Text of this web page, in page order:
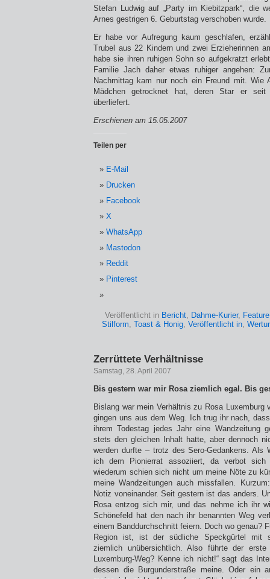
Stefan Ludwig auf „Party im Kiebitzpark“, die
Arnes gestrigen 6. Geburtstag verschoben wurde.
Er habe vor Aufregung kaum geschlafen,
Trubel aus 22 Kindern und zwei Erzieherinnen
habe sie ihren ruhigen Sohn so aufgekratzt
Familie Jach daher etwas ruhiger angehen:
Nachmittag kam nur noch ein Freund mit. Wie
Mädchen getrocknet hat, deren Star er
überliefert.
Erschienen am 15.05.2007
Teilen per
E-Mail
Drucken
Facebook
X
WhatsApp
Mastodon
Reddit
Pinterest
Veröffentlicht in Bericht, Dahme-Kurier, Feature
Stilform, Toast & Honig, Veröffentlicht in,
Zerrüttete Verhältnisse
Samstag, 28. April 2007
Bis gestern war mir Rosa ziemlich egal. Bis
Bislang war mein Verhältnis zu Rosa Luxemburg
gingen uns aus dem Weg. Ich trug ihr nach,
ihrem Todestag jedes Jahr eine Wandzeitung
stets den gleichen Inhalt hatte, aber dennoch
werden durfte – trotz des Sero-Gedankens. Als
ich dem Pionierrat assoziiert, da verbot sich
wiederum schien sich nicht um meine Nöte zu
meine Wandzeitungen auch missfallen.
Notiz voneinander. Seit gestern ist das anders.
Rosa entzog sich mir, und das nehme ich ihr
Schönefeld hat den nach ihr benannten Weg
einem Banddurchschnitt feiern. Doch wo genau?
Region ist, ist der südliche Speckgürtel mit
ziemlich unübersichtlich. Also führte der
Luxemburg-Weg? Kenne ich nicht!“ sagt das
dessen die Burgunderstraße meine. Oder ein